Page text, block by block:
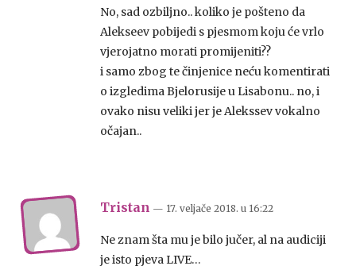
No, sad ozbiljno.. koliko je pošteno da
Alekseev pobijedi s pjesmom koju će vrlo
vjerojatno morati promijeniti??
i samo zbog te činjenice neću komentirati
o izgledima Bjelorusije u Lisabonu.. no, i
ovako nisu veliki jer je Alekssev vokalno
očajan..
Tristan — 17. veljače 2018. u 16:22
Ne znam šta mu je bilo jučer, al na audiciji
je isto pjeva LIVE…